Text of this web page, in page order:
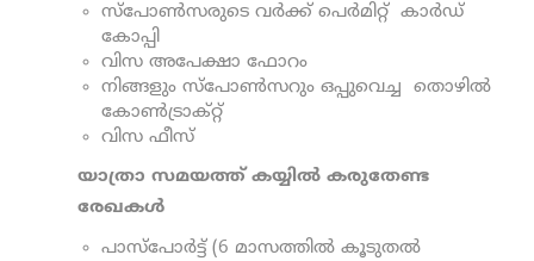
സ്പോണ്‍സരുടെ വര്‍ക്ക്‌ പെര്‍മിറ്റ്‌ കാര്‍ഡ്‌
കോപ്പി
വിസ അപേക്ഷാ ഫോറം
നിങ്ങളും സ്പോണ്‍സറും ഒപ്പുവെച്ച തൊഴില്‍
കോണ്‍ട്രാക്റ്റ്
വിസ ഫീസ്‌
യാത്രാ സമയത്ത് കയ്യിൽ കരുതേണ്ട
രേഖകൾ
പാസ്പോര്‍ട്ട്‌ (6 മാസത്തിൽ കൂടുതൽ